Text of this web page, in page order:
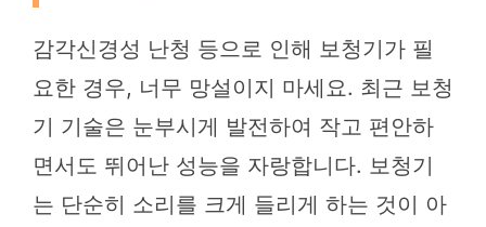
감각신경성 난청 등으로 인해 보청기가 필
요한 경우, 너무 망설이지 마세요. 최근 보청
기 기술은 눈부시게 발전하여 작고 편안하
면서도 뛰어난 성능을 자랑합니다. 보청기
는 단순히 소리를 크게 들리게 하는 것이 아